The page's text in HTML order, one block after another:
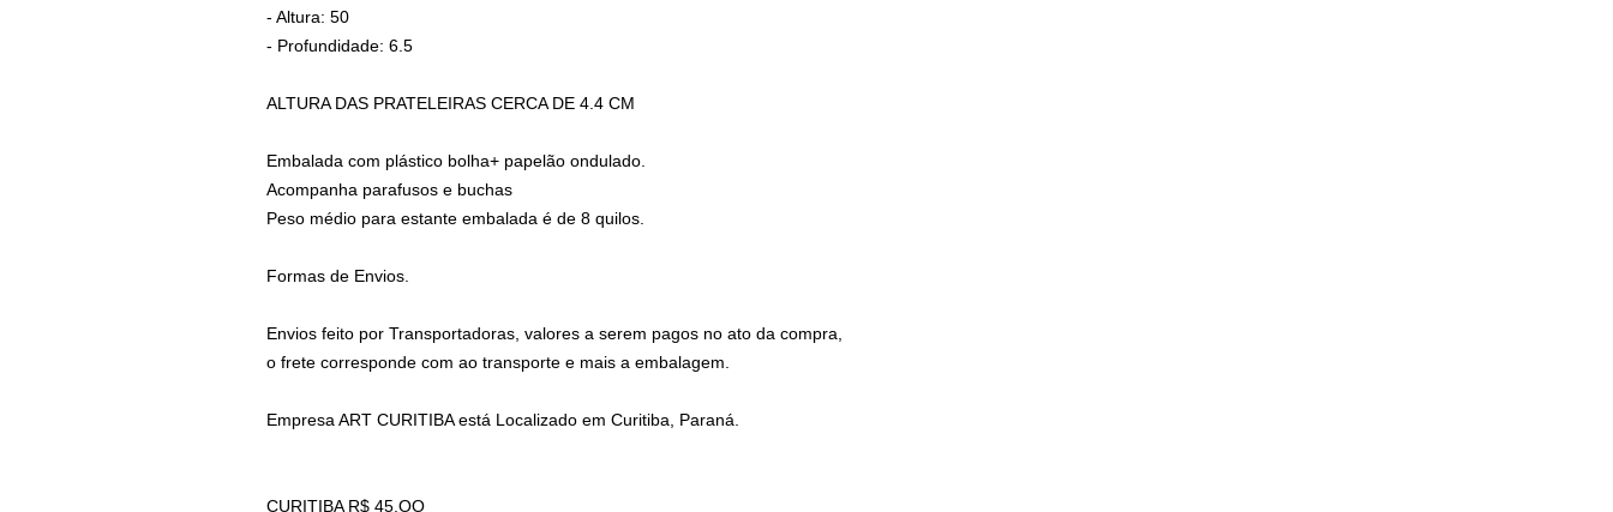
- Altura: 50
- Profundidade: 6.5
ALTURA DAS PRATELEIRAS CERCA DE 4.4 CM
Embalada com plástico bolha+ papelão ondulado.
Acompanha parafusos e buchas
Peso médio para estante embalada é de 8 quilos.
Formas de Envios.
Envios feito por Transportadoras, valores a serem pagos no ato da compra,
o frete corresponde com ao transporte e mais a embalagem.
Empresa ART CURITIBA está Localizado em Curitiba, Paraná.
CURITIBA R$ 45,OO